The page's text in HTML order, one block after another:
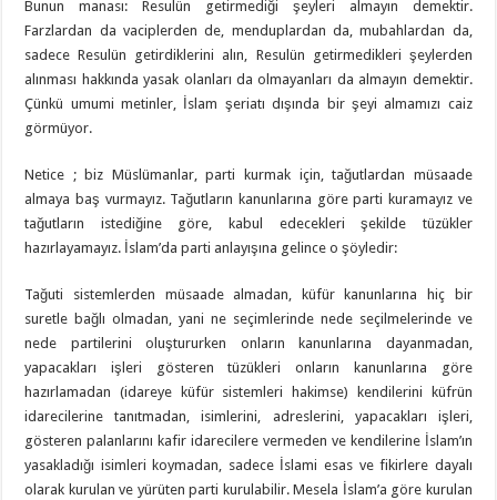
Bunun manası: Resulün getirmediği şeyleri almayın demektir.
Farzlardan da vaciplerden de, menduplardan da, mubahlardan da,
sadece Resulün getirdiklerini alın, Resulün getirmedikleri şeylerden
alınması hakkında yasak olanları da olmayanları da almayın demektir.
Çünkü umumi metinler, İslam şeriatı dışında bir şeyi almamızı caiz
görmüyor.
Netice ; biz Müslümanlar, parti kurmak için, tağutlardan müsaade
almaya baş vurmayız. Tağutların kanunlarına göre parti kuramayız ve
tağutların istediğine göre, kabul edecekleri şekilde tüzükler
hazırlayamayız. İslam’da parti anlayışına gelince o şöyledir:
Tağuti sistemlerden müsaade almadan, küfür kanunlarına hiç bir
suretle bağlı olmadan, yani ne seçimlerinde nede seçilmelerinde ve
nede partilerini oluştururken onların kanunlarına dayanmadan,
yapacakları işleri gösteren tüzükleri onların kanunlarına göre
hazırlamadan (idareye küfür sistemleri hakimse) kendilerini küfrün
idarecilerine tanıtmadan, isimlerini, adreslerini, yapacakları işleri,
gösteren palanlarını kafir idarecilere vermeden ve kendilerine İslam’ın
yasakladığı isimleri koymadan, sadece İslami esas ve fikirlere dayalı
olarak kurulan ve yürüten parti kurulabilir. Mesela İslam’a göre kurulan